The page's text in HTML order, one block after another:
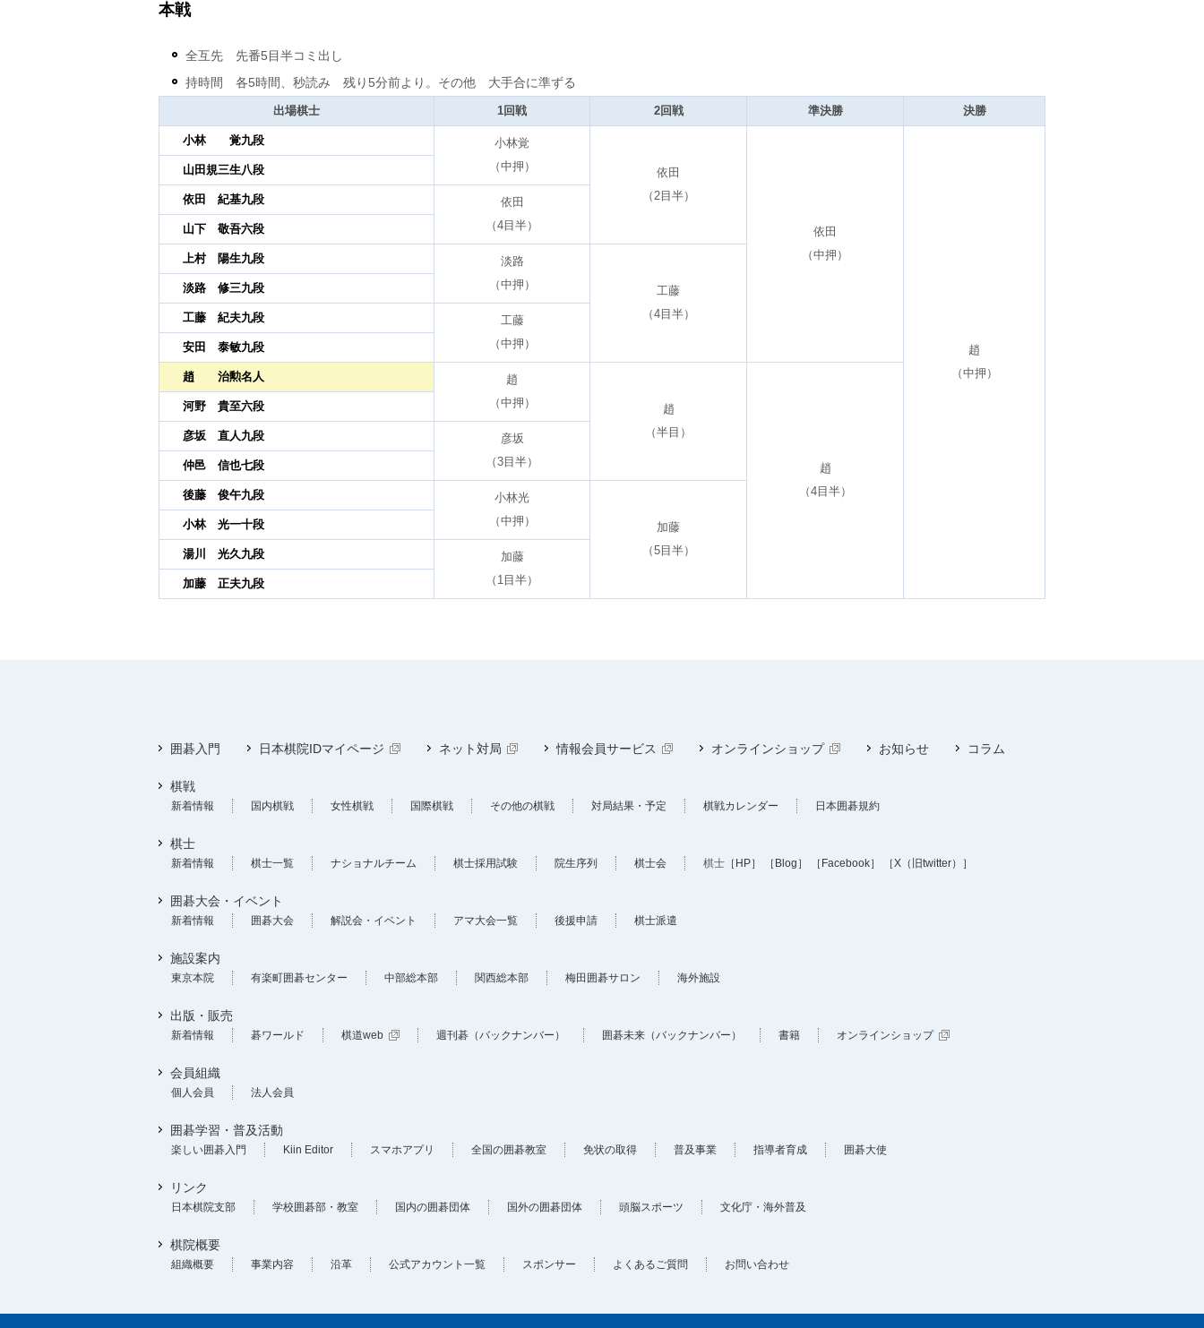
本戦
全互先 先番5目半コミ出し
持時間 各5時間、秒読み 残り5分前より。その他 大手合に準ずる
出場棋士 1回戦 2回戦 準決勝 決勝
小林 覚九段
小林覚
（中押）
依田
（2目半）
依田
（中押）
趙
（中押）
山田規三生八段
依田 紀基九段
依田
（4目半）
山下 敬吾六段
上村 陽生九段
淡路
（中押）
工藤
（4目半）
淡路 修三九段
工藤 紀夫九段
工藤
（中押）
安田 泰敏九段
趙 治勲名人
趙
（中押）
趙
（半目）
趙
（4目半）
河野 貴至六段
彦坂 直人九段
彦坂
（3目半）
仲邑 信也七段
後藤 俊午九段
小林光
（中押）
加藤
（5目半）
小林 光一十段
湯川 光久九段
加藤
（1目半）
加藤 正夫九段
囲碁入門 日本棋院IDマイページ ネット対局 情報会員サービス オンラインショップ お知らせ コラム
棋戦
新着情報 国内棋戦 女性棋戦 国際棋戦 その他の棋戦 対局結果・予定 棋戦カレンダー 日本囲碁規約
棋士
新着情報 棋士一覧 ナショナルチーム 棋士採用試験 院生序列 棋士会 棋士 ［HP］ ［Blog］ ［Facebook］ ［X（旧twitter）］
囲碁大会・イベント
新着情報 囲碁大会 解説会・イベント アマ大会一覧 後援申請 棋士派遣
施設案内
東京本院 有楽町囲碁センター 中部総本部 関西総本部 梅田囲碁サロン 海外施設
出版・販売
新着情報 碁ワールド 棋道web 週刊碁（バックナンバー） 囲碁未来（バックナンバー） 書籍 オンラインショップ
会員組織
個人会員 法人会員
囲碁学習・普及活動
楽しい囲碁入門 Kiin Editor スマホアプリ 全国の囲碁教室 免状の取得 普及事業 指導者育成 囲碁大使
リンク
日本棋院支部 学校囲碁部・教室 国内の囲碁団体 国外の囲碁団体 頭脳スポーツ 文化庁・海外普及
棋院概要
組織概要 事業内容 沿革 公式アカウント一覧 スポンサー よくあるご質問 お問い合わせ